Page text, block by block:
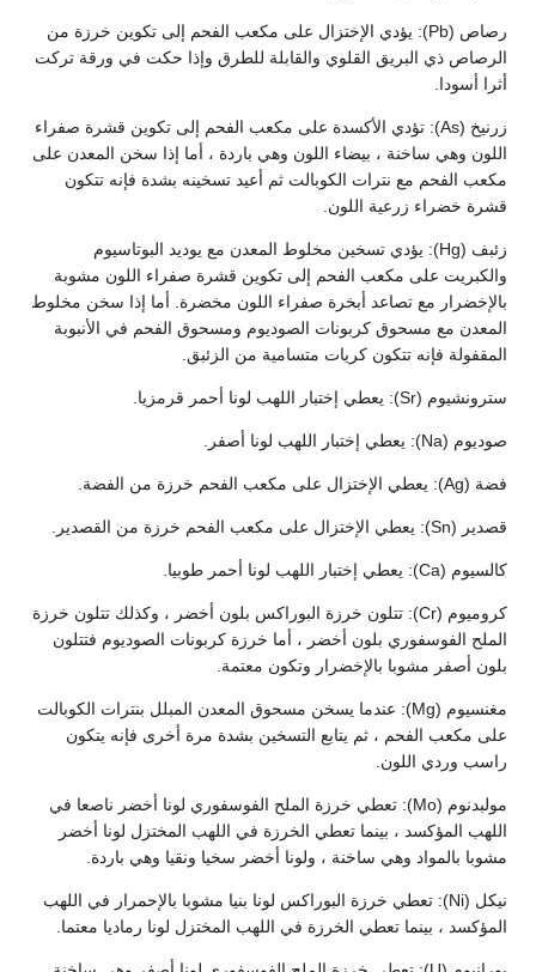
رصاص (Pb): يؤدي الإختزال على مكعب الفحم إلى تكوين خرزة من
الرصاص ذي البريق القلوي والقابلة للطرق وإذا حكت في ورقة تركت
أثرا أسودا.
زرنيخ (As): تؤدي الأكسدة على مكعب الفحم إلى تكوين قشرة صفراء
اللون وهي ساخنة ، بيضاء اللون وهي باردة ، أما إذا سخن المعدن على
مكعب الفحم مع نترات الكوبالت ثم أعيد تسخينه بشدة فإنه تتكون
قشرة خضراء زرعية اللون.
زئبف (Hg): يؤدي تسخين مخلوط المعدن مع يوديد البوتاسيوم
والكبريت على مكعب الفحم إلى تكوين قشرة صفراء اللون مشوبة
بالإخضرار مع تصاعد أبخرة صفراء اللون مخضرة. أما إذا سخن مخلوط
المعدن مع مسحوق كربونات الصوديوم ومسحوق الفحم في الأنبوبة
المقفولة فإنه تتكون كريات متسامية من الزئبق.
سترونشيوم (Sr): يعطي إختبار اللهب لونا أحمر قرمزيا.
صوديوم (Na): يعطي إختبار اللهب لونا أصفر.
فضة (Ag): يعطي الإختزال على مكعب الفحم خرزة من الفضة.
قصدير (Sn): يعطي الإختزال على مكعب الفحم خرزة من القصدير.
كالسيوم (Ca): يعطي إختبار اللهب لونا أحمر طوبيا.
كروميوم (Cr): تتلون خرزة البوراكس بلون أخضر ، وكذلك تتلون خرزة
الملح الفوسفوري بلون أخضر ، أما خرزة كربونات الصوديوم فتتلون
بلون أصفر مشوبا بالإخضرار وتكون معتمة.
مغنسيوم (Mg): عندما يسخن مسحوق المعدن المبلل بنترات الكوبالت
على مكعب الفحم ، ثم يتابع التسخين بشدة مرة أخرى فإنه يتكون
راسب وردي اللون.
مولبدنوم (Mo): تعطي خرزة الملح الفوسفوري لونا أخضر ناصعا في
اللهب المؤكسد ، بينما تعطي الخرزة في اللهب المختزل لونا أخضر
مشوبا بالمواد وهي ساخنة ، ولونا أخضر سخيا ونقيا وهي باردة.
نيكل (Ni): تعطي خرزة البوراكس لونا بنيا مشوبا بالإحمرار في اللهب
المؤكسد ، بينما تعطي الخرزة في اللهب المختزل لونا رماديا معتما.